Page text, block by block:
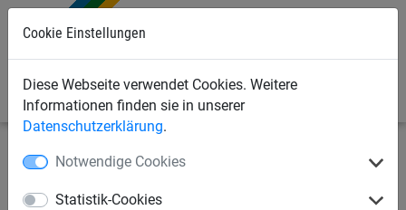
Cookie Einstellungen
Diese Webseite verwendet Cookies. Weitere
Informationen finden sie in unserer
Datenschutzerklärung.
Notwendige Cookies
Statistik-Cookies
Seilspielgeräte Netzbrücken + Netztunnel Netztunnel